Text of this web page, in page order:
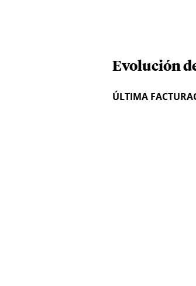
Evolución
ÚLTIMA